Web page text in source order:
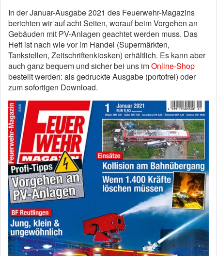
In der Januar-Ausgabe 2021 des Feuerwehr-Magazins
berichten wir auf acht Seiten, worauf beim Vorgehen an
Gebäuden mit PV-Anlagen geachtet werden muss. Das
Heft ist nach wie vor im Handel (Supermärkten,
Tankstellen, Zeitschriftenkiosken) erhältlich. Es kann aber
auch ganz bequem und sicher bei uns imOnline-Shop
bestellt werden: als gedruckte Ausgabe (portofrei) oder
zum sofortigen Download.